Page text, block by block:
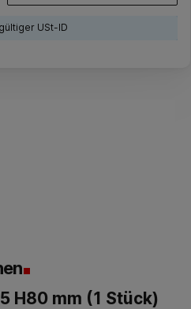
USt-ID
H80 mm (1 Stück)